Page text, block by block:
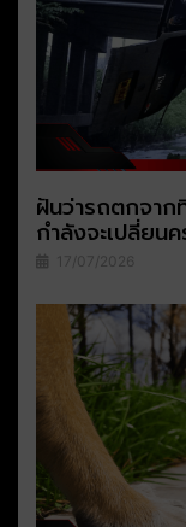
ฝันว่ารถตกจาก
กำลังจะเปลี่ยน
17/07/2026